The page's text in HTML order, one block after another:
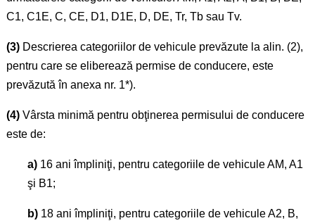
C1, C1E, C, CE, D1, D1E, D, DE, Tr, Tb sau Tv.
(3)Descrierea categoriilor de vehicule prevăzute la alin. (2),
pentru care se eliberează permise de conducere, este
prevăzută în anexa nr. 1*).
(4)Vârsta minimă pentru obţinerea permisului de conducere
este de:
a)16 ani împliniţi, pentru categoriile de vehicule AM, A1
şi B1;
b)18 ani împliniţi, pentru categoriile de vehicule A2, B,